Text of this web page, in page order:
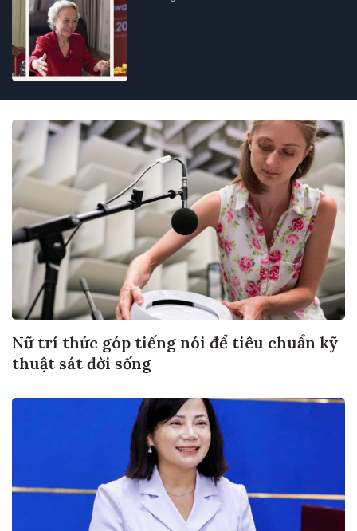
Nữ trí thức góp tiếng nói để tiêu chuẩn kỹ
thuật sát đời sống